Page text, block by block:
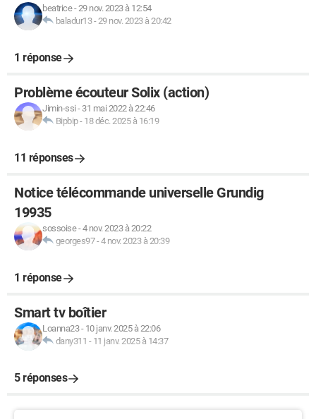
beatrice-29 nov. 2023 à 12:54
baladur13-29 nov. 2023 à 20:42
1 réponse
Problème écouteur Solix (action)
Jimin-ssi - 31 mai 2022 à 22:46
Bipbip- 18 déc. 2025 à 16:19
11 réponses
Notice télécommande universelle Grundig
19935
sossoise-4 nov. 2023 à 20:22
georges97-4 nov. 2023 à 20:39
1 réponse
Smart tv boîtier
Loanna23- 10 janv. 2025 à 22:06
dany311 - 11 janv. 2025 à 14:37
5 réponses